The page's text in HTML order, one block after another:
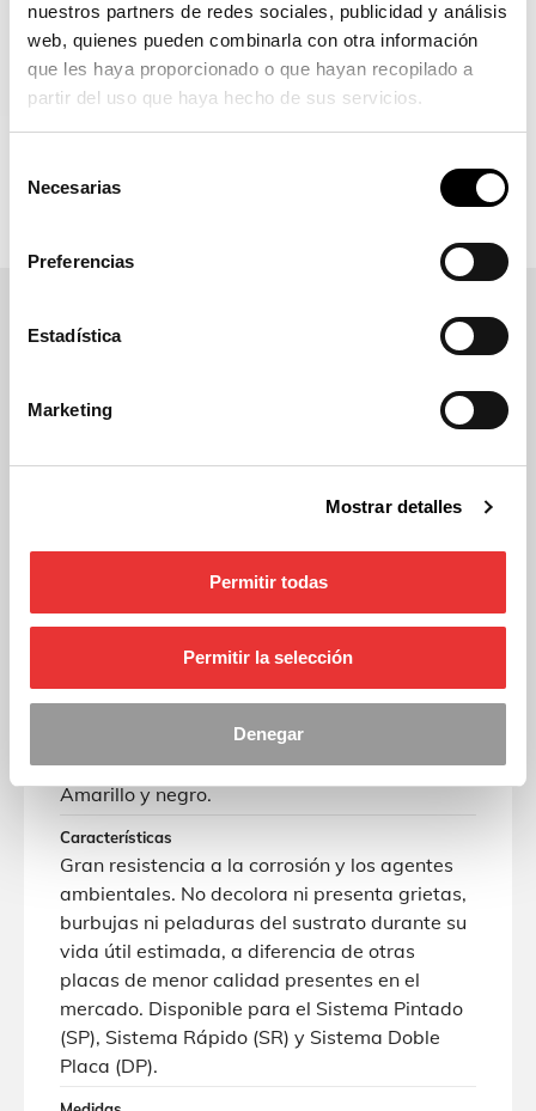
nuestros partners de redes sociales, publicidad y análisis
web, quienes pueden combinarla con otra información
que les haya proporcionado o que hayan recopilado a
partir del uso que haya hecho de sus servicios.
Necesarias
Preferencias
Estadística
Marketing
Mostrar detalles
Permitir todas
Permitir la selección
Denegar
Ficha técnica
Placa de matrícula en aluminio, de
Placa de aluminio de alta calidad y
de máxima calidad. Solo utilizamos primeras
marcas. Con caracteres de embutición en
Color
Amarillo y negro.
Características
Gran resistencia a la corrosión y los agentes
ambientales. No decolora ni presenta grietas,
burbujas ni peladuras del sustrato durante su
vida útil estimada, a diferencia de otras
placas de menor calidad presentes en el
mercado. Disponible para el Sistema Pintado
(SP), Sistema Rápido (SR) y Sistema Doble
Placa (DP).